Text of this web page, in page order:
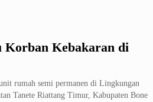
Korban Kebakaran di
rumah semi permanen di Lingkungan
Tanete Riattang Timur, Kabupaten Bone